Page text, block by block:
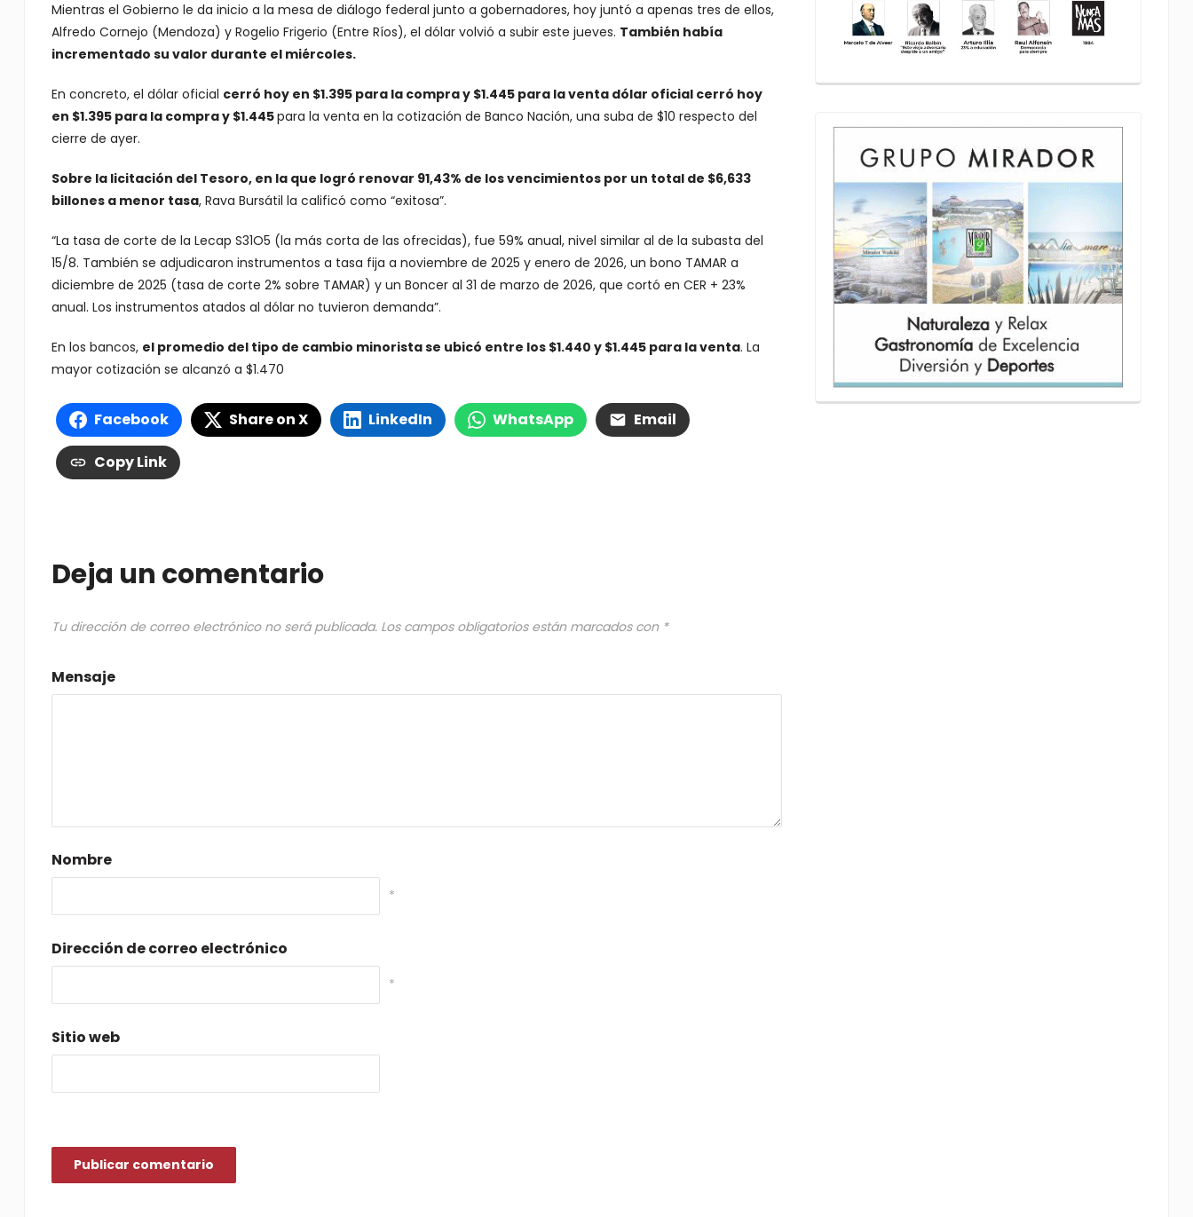
Mientras el Gobierno le da inicio a la mesa de diálogo federal junto a gobernadores, hoy juntó a apenas tres de ellos,
Alfredo Cornejo (Mendoza) y Rogelio Frigerio (Entre Ríos), el dólar volvió a subir este jueves. También había
incrementado su valor durante el miércoles.
En concreto, el dólar oficial cerró hoy en $1.395 para la compra y $1.445 para la venta dólar oficial cerró hoy
en $1.395 para la compra y $1.445para la venta en la cotización de Banco Nación, una suba de $10 respecto del
cierre de ayer.
Sobre la licitación del Tesoro, en la que logró renovar 91,43% de los vencimientos por un total de $6,633
billones a menor tasa, Rava Bursátil la calificó como “exitosa”.
“La tasa de corte de la Lecap S31O5 (la más corta de las ofrecidas), fue 59% anual, nivel similar al de la subasta del
15/8. También se adjudicaron instrumentos a tasa fija a noviembre de 2025 y enero de 2026, un bono TAMAR a
diciembre de 2025 (tasa de corte 2% sobre TAMAR) y un Boncer al 31 de marzo de 2026, que cortó en CER + 23%
anual. Los instrumentos atados al dólar no tuvieron demanda”.
En los bancos, el promedio del tipo de cambio minorista se ubicó entre los $1.440 y $1.445 para la venta. La
mayor cotización se alcanzó a $1.470
Facebook Share on X LinkedIn WhatsApp Email
Copy Link
Deja un comentario
Tu dirección de correo electrónico no será publicada. Los campos obligatorios están marcados con *
Mensaje
Nombre
*
Dirección de correo electrónico
*
Sitio web